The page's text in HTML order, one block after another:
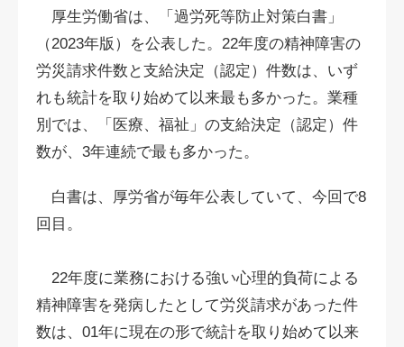
厚生労働省は、「過労死等防止対策白書」
（2023年版）を公表した。22年度の精神障害の
労災請求件数と支給決定（認定）件数は、いず
れも統計を取り始めて以来最も多かった。業種
別では、「医療、福祉」の支給決定（認定）件
数が、3年連続で最も多かった。
白書は、厚労省が毎年公表していて、今回で8
回目。
22年度に業務における強い心理的負荷による
精神障害を発病したとして労災請求があった件
数は、01年に現在の形で統計を取り始めて以来